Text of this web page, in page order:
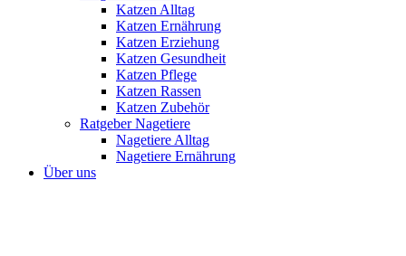
Katzen Alltag
Katzen Ernährung
Katzen Erziehung
Katzen Gesundheit
Katzen Pflege
Katzen Rassen
Katzen Zubehör
Ratgeber Nagetiere
Nagetiere Alltag
Nagetiere Ernährung
Über uns